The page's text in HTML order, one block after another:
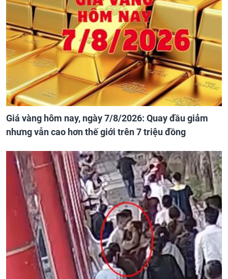
Giá vàng hôm nay, ngày 7/8/2026: Quay đầu giảm
nhưng vẫn cao hơn thế giới trên 7 triệu đồng